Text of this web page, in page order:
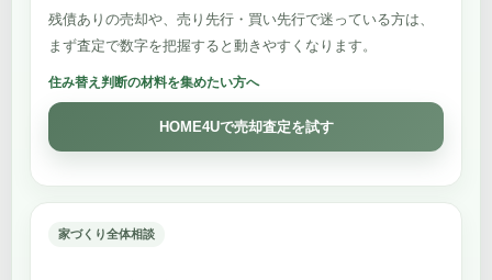
残債ありの売却や、売り先行・買い先行で迷っている方は、
まず査定で数字を把握すると動きやすくなります。
住み替え判断の材料を集めたい方へ
HOME4Uで売却査定を試す
家づくり全体相談